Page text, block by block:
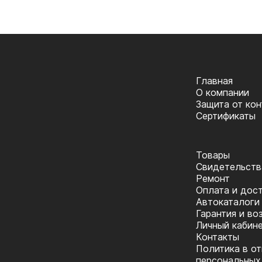
Главная
О компании
Защита от
Сертификаты
Товары
Ремонт
Оплата и
Автокаталоги
Гарантия и
Личный
Контакты
Политика в